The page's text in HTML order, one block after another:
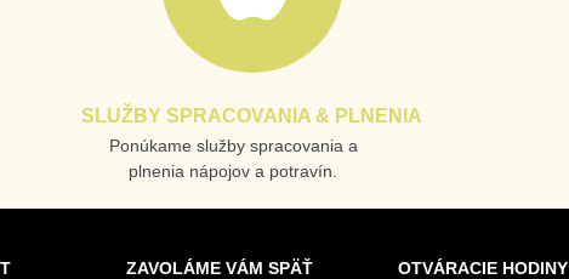
SLUŽBY SPRACOVANIA & PLNENIA
Ponúkame služby spracovania a
plnenia nápojov a potravín.
ZAVOLÁME VÁM SPÄŤ OTVÁRACIE HODINY